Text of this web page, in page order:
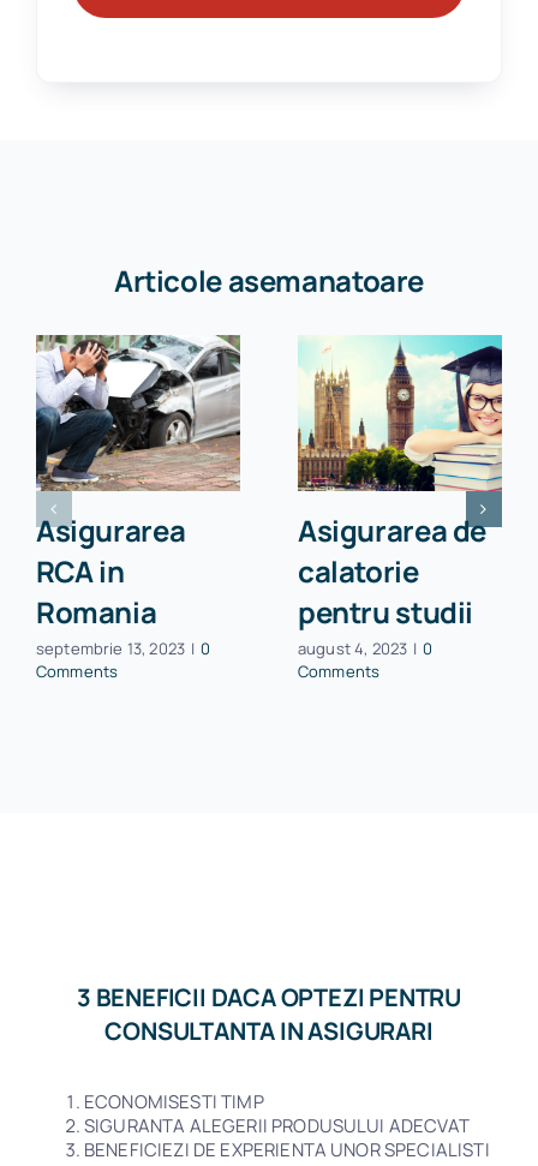
Articole asemanatoare
Asigurarea
RCA in
Romania
septembrie 13, 2023 | 0
Comments
Asigurarea de
calatorie
pentru studii
august 4, 2023 | 0
Comments
3 BENEFICII DACA OPTEZI PENTRU
CONSULTANTA IN ASIGURARI
ECONOMISESTI TIMP
SIGURANTA ALEGERII PRODUSULUI ADECVAT
BENEFICIEZI DE EXPERIENTA UNOR SPECIALISTI